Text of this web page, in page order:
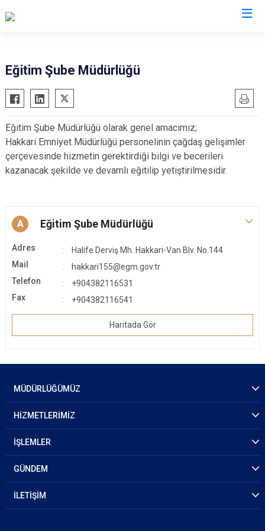
Eğitim Şube Müdürlüğü
Eğitim Şube Müdürlüğü olarak genel amacımız;
Hakkari Emniyet Müdürlüğü personelinin çağdaş gelişimler
çerçevesinde hizmetin gerektirdiği bilgi ve becerileri
kazanacak şekilde ve devamlı eğitilip yetiştirilmesidir.
A Eğitim Şube Müdürlüğü
Adres
Halife Derviş Mh. Hakkari-Van Blv. No.144
Mail
hakkari155@egm.gov.tr
Telefon
+904382116531
Fax
+904382116541
Haritada Gör
MÜDÜRLÜĞÜMÜZ
HİZMETLERİMİZ
İŞLEMLER
GÜNDEM
İLETİŞİM